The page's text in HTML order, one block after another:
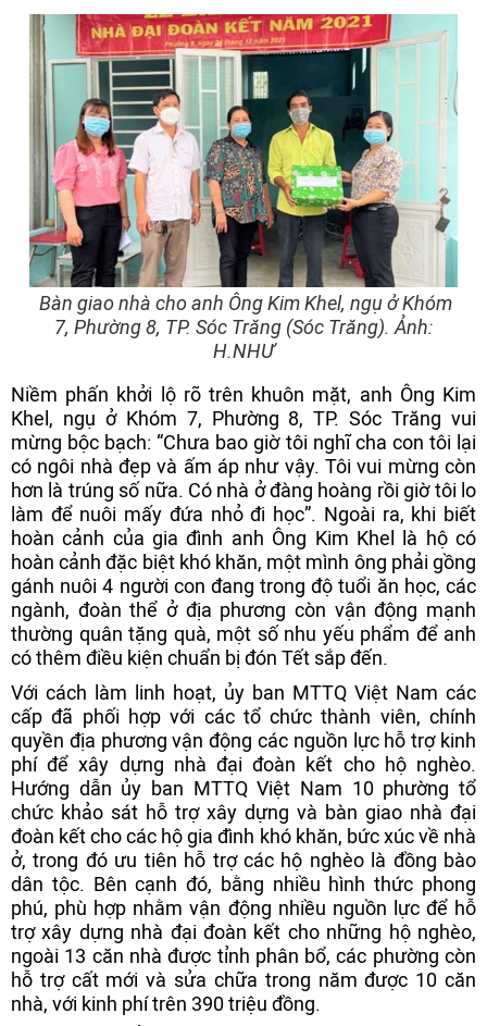
Bàn giao nhà cho anh Ông Kim Khel, ngụ ở Khóm
7, Phường 8, TP. Sóc Trăng (Sóc Trăng). Ảnh:
H.NHƯ
Niềm phấn khởi lộ rõ trên khuôn mặt, anh Ông Kim
Khel, ngụ ở Khóm 7, Phường 8, TP. Sóc Trăng vui
mừng bộc bạch: “Chưa bao giờ tôi nghĩ cha con tôi lại
có ngôi nhà đẹp và ấm áp như vậy. Tôi vui mừng còn
hơn là trúng số nữa. Có nhà ở đàng hoàng rồi giờ tôi lo
làm để nuôi mấy đứa nhỏ đi học”. Ngoài ra, khi biết
hoàn cảnh của gia đình anh Ông Kim Khel là hộ có
hoàn cảnh đặc biệt khó khăn, một mình ông phải gồng
gánh nuôi 4 người con đang trong độ tuổi ăn học, các
ngành, đoàn thể ở địa phương còn vận động mạnh
thường quân tặng quà, một số nhu yếu phẩm để anh
có thêm điều kiện chuẩn bị đón Tết sắp đến.
Với cách làm linh hoạt, ủy ban MTTQ Việt Nam các
cấp đã phối hợp với các tổ chức thành viên, chính
quyền địa phương vận động các nguồn lực hỗ trợ kinh
phí để xây dựng nhà đại đoàn kết cho hộ nghèo.
Hướng dẫn ủy ban MTTQ Việt Nam 10 phường tổ
chức khảo sát hỗ trợ xây dựng và bàn giao nhà đại
đoàn kết cho các hộ gia đình khó khăn, bức xúc về nhà
ở, trong đó ưu tiên hỗ trợ các hộ nghèo là đồng bào
dân tộc. Bên cạnh đó, bằng nhiều hình thức phong
phú, phù hợp nhằm vận động nhiều nguồn lực để hỗ
trợ xây dựng nhà đại đoàn kết cho những hộ nghèo,
ngoài 13 căn nhà được tỉnh phân bổ, các phường còn
hỗ trợ cất mới và sửa chữa trong năm được 10 căn
nhà, với kinh phí trên 390 triệu đồng.